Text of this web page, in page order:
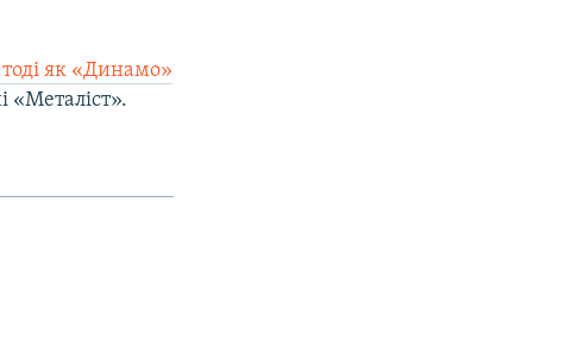
як «Динамо»
«Металіст».